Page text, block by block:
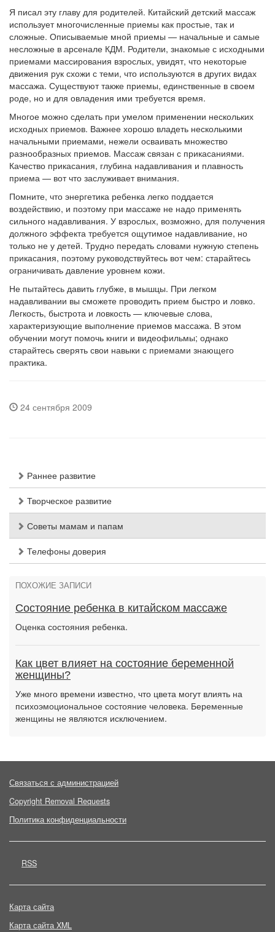
Я писал эту главу для родителей. Китайский детский массаж
использует многочисленные приемы как простые, так и
сложные. Описываемые мной приемы — начальные и самые
несложные в арсенале КДМ. Родители, знакомые с исходными
приемами массирования взрослых, увидят, что некоторые
движения рук схожи с теми, что используются в других видах
массажа. Существуют также приемы, единственные в своем
роде, но и для овладения ими требуется время.
Многое можно сделать при умелом применении нескольких
исходных приемов. Важнее хорошо владеть несколькими
начальными приемами, нежели осваивать множество
разнообразных приемов. Массаж связан с прикасаниями.
Качество прикасания, глубина надавливания и плавность
приема — вот что заслуживает внимания.
Помните, что энергетика ребенка легко поддается
воздействию, и поэтому при массаже не надо применять
сильного надавливания. У взрослых, возможно, для получения
должного эффекта требуется ощутимое надавливание, но
только не у детей. Трудно передать словами нужную степень
прикасания, поэтому руководствуйтесь вот чем: старайтесь
ограничивать давление уровнем кожи.
Не пытайтесь давить глубже, в мышцы. При легком
надавливании вы сможете проводить прием быстро и ловко.
Легкость, быстрота и ловкость — ключевые слова,
характеризующие выполнение приемов массажа. В этом
обучении могут помочь книги и видеофильмы; однако
старайтесь сверять свои навыки с приемами знающего
практика.
24 сентября 2009
Раннее развитие
Творческое развитие
Советы мамам и папам
Телефоны доверия
ПОХОЖИЕ ЗАПИСИ
Состояние ребенка в китайском массаже
Оценка состояния ребенка.
Как цвет влияет на состояние беременной
женщины?
Уже много времени известно, что цвета могут влиять на
психоэмоциональное состояние человека. Беременные
женщины не являются исключением.
Связаться с администрацией
Copyright Removal Requests
Политика конфиденциальности
RSS
Карта сайта
Карта сайта XML